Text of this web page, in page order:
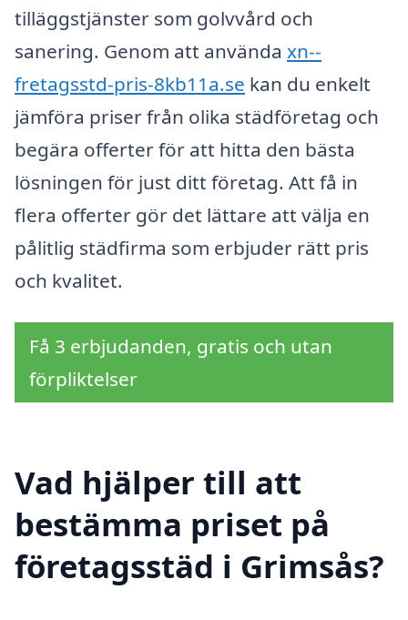
tilläggstjänster som golvvård och
sanering. Genom att använda xn--
fretagsstd-pris-8kb11a.se kan du enkelt
jämföra priser från olika städföretag och
begära offerter för att hitta den bästa
lösningen för just ditt företag. Att få in
flera offerter gör det lättare att välja en
pålitlig städfirma som erbjuder rätt pris
och kvalitet.
Få 3 erbjudanden, gratis och utan
förpliktelser
Vad hjälper till att
bestämma priset på
företagsstäd i Grimsås?